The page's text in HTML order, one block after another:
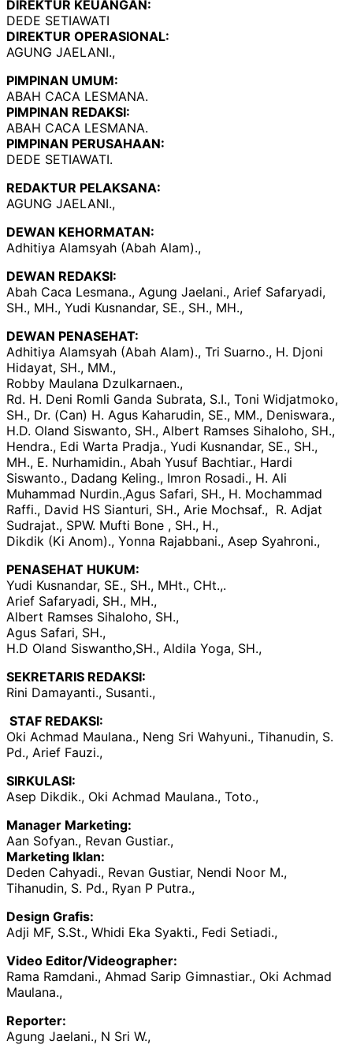
DIREKTUR KEUANGAN:
DEDE SETIAWATI
DIREKTUR OPERASIONAL:
AGUNG JAELANI.,
PIMPINAN UMUM:
ABAH CACA LESMANA.
PIMPINAN REDAKSI:
ABAH CACA LESMANA.
PIMPINAN PERUSAHAAN:
DEDE SETIAWATI.
REDAKTUR PELAKSANA:
AGUNG JAELANI.,
DEWAN KEHORMATAN:
Adhitiya Alamsyah (Abah Alam).,
DEWAN REDAKSI:
Abah Caca Lesmana., Agung Jaelani., Arief Safaryadi,
SH., MH., Yudi Kusnandar, SE., SH., MH.,
DEWAN PENASEHAT:
Adhitiya Alamsyah (Abah Alam)., Tri Suarno., H. Djoni
Hidayat, SH., MM.,
Robby Maulana Dzulkarnaen.,
Rd. H. Deni Romli Ganda Subrata, S.I., Toni Widjatmoko,
SH., Dr. (Can) H. Agus Kaharudin, SE., MM., Deniswara.,
H.D. Oland Siswanto, SH., Albert Ramses Sihaloho, SH.,
Hendra., Edi Warta Pradja., Yudi Kusnandar, SE., SH.,
MH., E. Nurhamidin., Abah Yusuf Bachtiar., Hardi
Siswanto., Dadang Keling., Imron Rosadi., H. Ali
Muhammad Nurdin.,Agus Safari, SH., H. Mochammad
Raffi., David HS Sianturi, SH., Arie Mochsaf., R. Adjat
Sudrajat., SPW. Mufti Bone , SH., H.,
Dikdik (Ki Anom)., Yonna Rajabbani., Asep Syahroni.,
PENASEHAT HUKUM:
Yudi Kusnandar, SE., SH., MHt., CHt.,.
Arief Safaryadi, SH., MH.,
Albert Ramses Sihaloho, SH.,
Agus Safari, SH.,
H.D Oland Siswantho,SH., Aldila Yoga, SH.,
SEKRETARIS REDAKSI:
Rini Damayanti., Susanti.,
STAF REDAKSI:
Oki Achmad Maulana., Neng Sri Wahyuni., Tihanudin, S.
Pd., Arief Fauzi.,
SIRKULASI:
Asep Dikdik., Oki Achmad Maulana., Toto.,
Manager Marketing:
Aan Sofyan., Revan Gustiar.,
Marketing Iklan:
Deden Cahyadi., Revan Gustiar, Nendi Noor M.,
Tihanudin, S. Pd., Ryan P Putra.,
Design Grafis:
Adji MF, S.St., Whidi Eka Syakti., Fedi Setiadi.,
Video Editor/Videographer:
Rama Ramdani., Ahmad Sarip Gimnastiar., Oki Achmad
Maulana.,
Reporter:
Agung Jaelani., N Sri W.,